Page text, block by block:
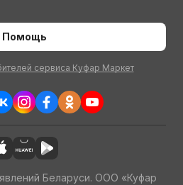
Помощь
сервиса Куфар Маркет
Беларуси. ООО «Куфар